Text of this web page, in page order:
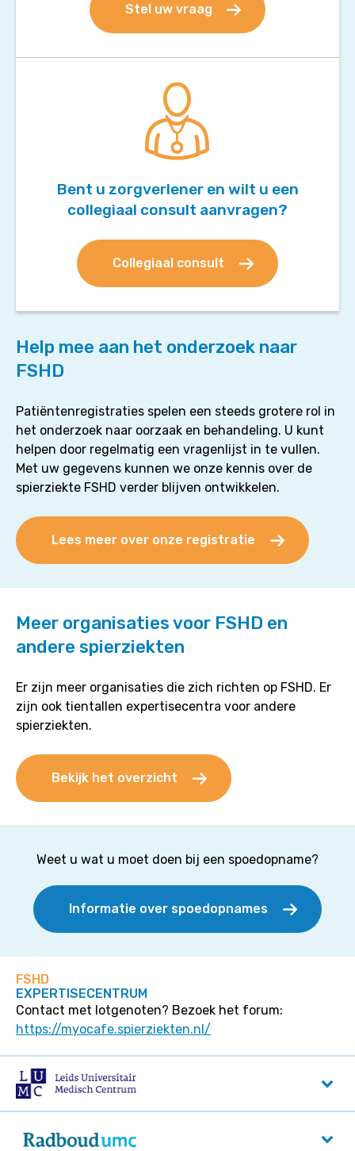
Stel uw vraag
Bent u zorgverlener en wilt u een
collegiaal consult aanvragen?
Collegiaal consult
Help mee aan het onderzoek naar
FSHD
Patiëntenregistraties spelen een steeds grotere rol in
het onderzoek naar oorzaak en behandeling. U kunt
helpen door regelmatig een vragenlijst in te vullen.
Met uw gegevens kunnen we onze kennis over de
spierziekte FSHD verder blijven ontwikkelen.
Lees meer over onze registratie
Meer organisaties voor FSHD en
andere spierziekten
Er zijn meer organisaties die zich richten op FSHD. Er
zijn ook tientallen expertisecentra voor andere
spierziekten.
Bekijk het overzicht
Weet u wat u moet doen bij een spoedopname?
Informatie over spoedopnames
FSHD
EXPERTISECENTRUM
Contact met lotgenoten? Bezoek het forum:
https://myocafe.spierziekten.nl/
LUMC